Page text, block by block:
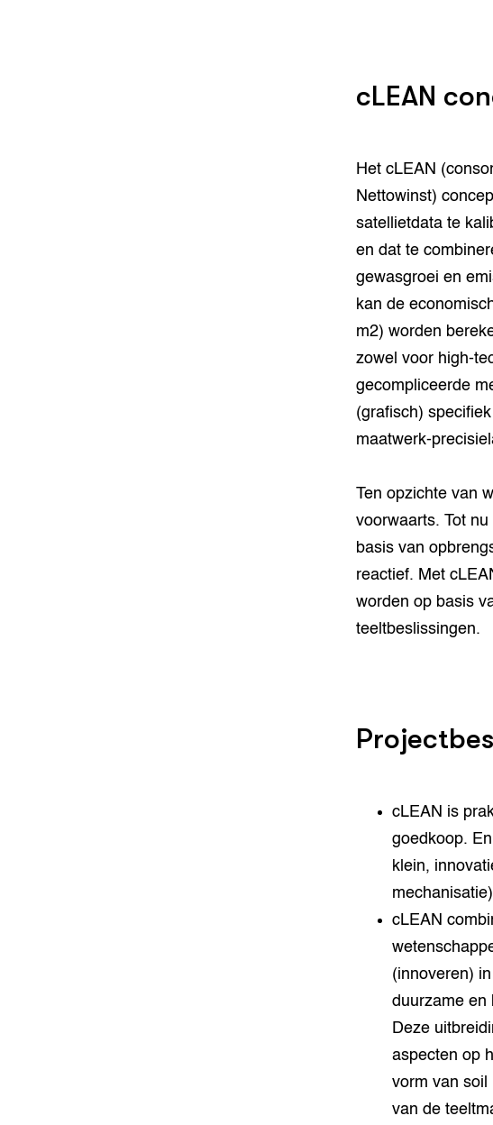
cLEAN
Het cLEAN
Nettowinst)
satellietdata te
en dat te
gewasgroei en
kan de
m2) worden
zowel voor high-
gecompliceerde
(grafisch)
maatwerk-
Ten opzichte van
voorwaarts. Tot
basis van
reactief. Met
worden op basis
teeltbeslissingen.
cLEAN is
goedkoop.
klein,
cLEAN
(innoveren)
duurzame en
Deze
aspecten op
vorm van soil
van de